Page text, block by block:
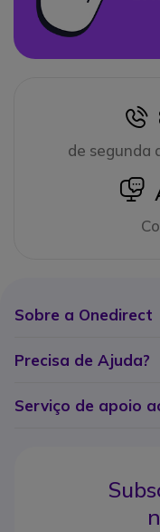
de segunda
Sobre a Onedirect
Precisa de Ajuda?
Serviço de apoio